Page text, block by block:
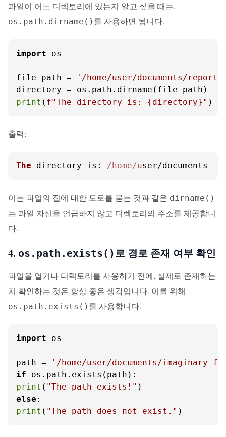
파일이 어느 디렉토리에 있는지 알고 싶을 때는,
os.path.dirname() 를 사용하면 됩니다.
import os
file_path =
'/home/user/documents/
print ( f"The directory is: {directory} " )
출력:
The directory is : /home/user/documents
이는 파일의 집에 대한 도로를 묻는 것과 같은 dirname()
는 파일 자신을 언급하지 않고 디렉토리의 주소를 제공합니
다.
4. os.path.exists()로 경로 존재 여부 확인
파일을 열거나 디렉토리를 사용하기 전에, 실제로 존재하는
지 확인하는 것은 항상 좋은 생각입니다. 이를 위해
os.path.exists() 를 사용합니다.
import os
path =
'/home/user/documents/
if
print ( "The path exists!"
else
print ( "The path does not exist." )